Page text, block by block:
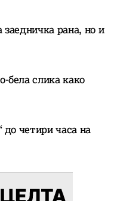
рана, но и
бела слика како
четири часа на